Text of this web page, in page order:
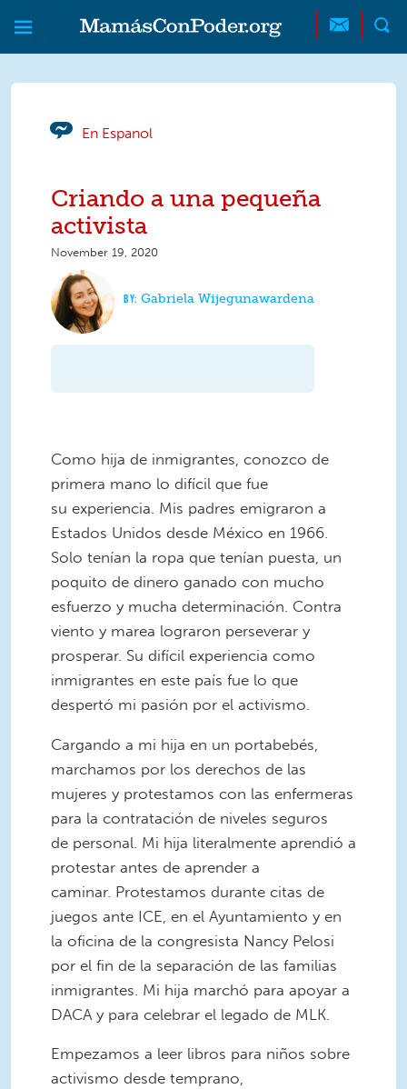
Skip to main content
Skip to main content
MamásConPoder
En Espanol
Criando a una pequeña
activista
November 19, 2020
Gabriela Wijegunawardena
Como hija de inmigrantes, conozco de
primera mano lo difícil que fue
su experiencia. Mis padres emigraron a
Estados Unidos desde México en 1966.
Solo tenían la ropa que tenían puesta, un
poquito de dinero ganado con mucho
esfuerzo y mucha determinación. Contra
viento y marea lograron perseverar y
prosperar. Su difícil experiencia como
inmigrantes en este país fue lo que
despertó mi pasión por el activismo.
Cargando a mi hija en un portabebés,
marchamos por los derechos de las
mujeres y protestamos con las enfermeras
para la contratación de niveles seguros
de personal. Mi hija literalmente aprendió a
protestar antes de aprender a
caminar. Protestamos durante citas de
juegos ante ICE, en el Ayuntamiento y en
la oficina de la congresista Nancy Pelosi
por el fin de la separación de las familias
inmigrantes. Mi hija marchó para apoyar a
DACA y para celebrar el legado de MLK.
Empezamos a leer libros para niños sobre
activismo desde temprano,